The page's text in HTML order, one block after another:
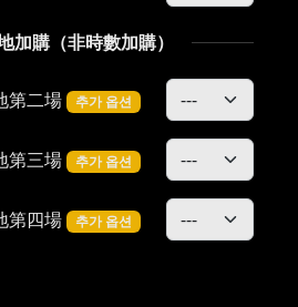
加購（非時數加購）
第二場 추가 옵션
第三場 추가 옵션
第四場 추가 옵션